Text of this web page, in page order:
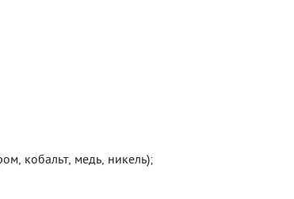
кобальт, медь, никель);